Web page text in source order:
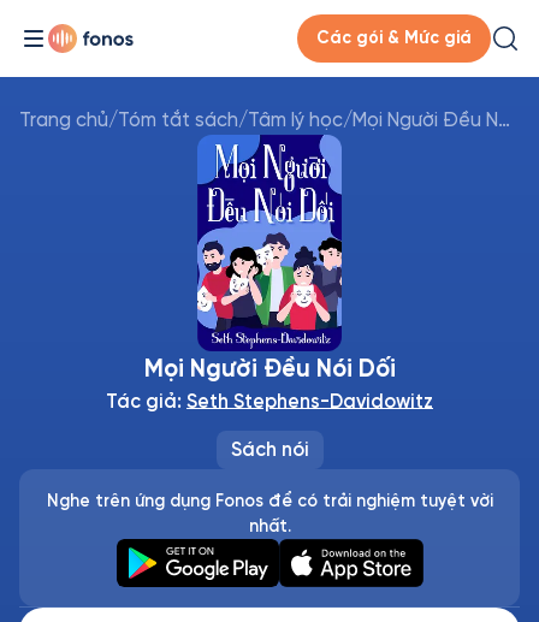
Các gói & Mức giá
Trang chủ/Tóm tắt sách/Tâm lý học/ Mọi Người Đều Nói Dối
Sách nói
Mọi Người Đều Nói Dối
Tác giả: Seth Stephens-Davidowitz
Nghe trên ứng dụng Fonos để có trải nghiệm tuyệt vời
nhất.